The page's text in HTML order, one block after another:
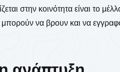
στην κοινότητα είναι το
να βρουν και να